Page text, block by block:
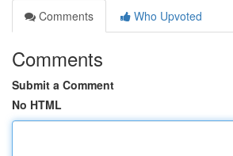
Comments
Who Upvoted
Comments
Submit a Comment
No HTML